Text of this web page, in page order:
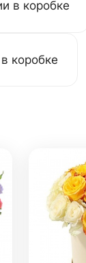
в коробке
коробке